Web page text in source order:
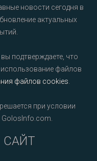
новости сегодня в
актуальных
подтверждаете, что
файлов
файлов cookies
при условии
САЙТ